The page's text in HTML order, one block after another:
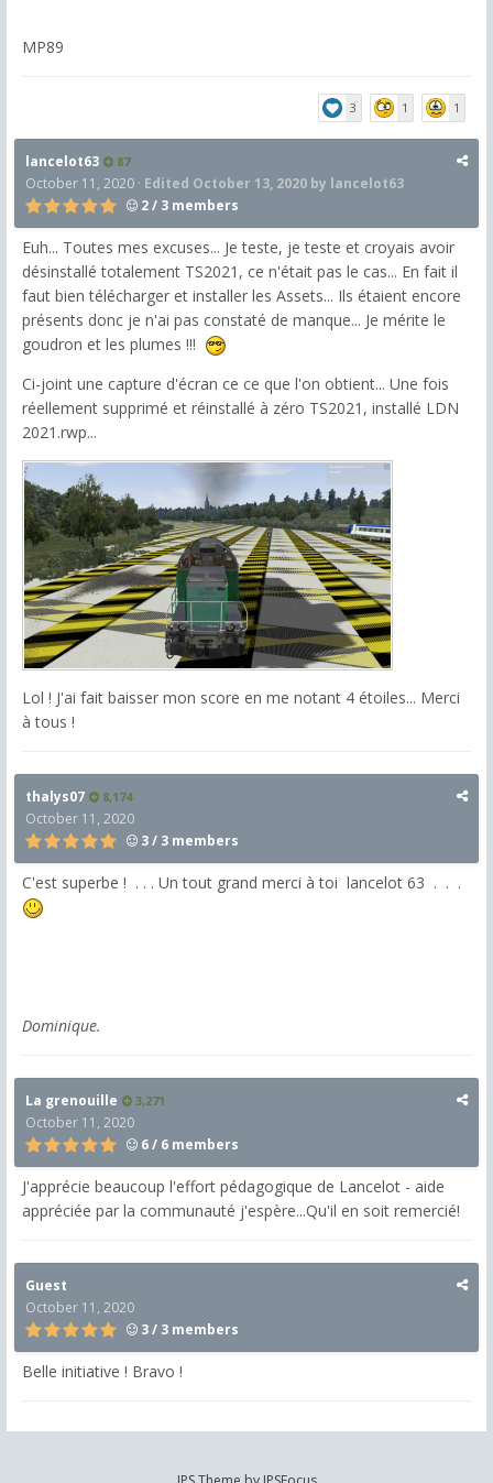
MP89
3 1 1
lancelot63 87
October 11, 2020 · Edited October 13, 2020 by lancelot63
2 / 3 members
Euh... Toutes mes excuses... Je teste, je teste et croyais avoir
désinstallé totalement TS2021, ce n'était pas le cas... En fait il
faut bien télécharger et installer les Assets... Ils étaient encore
présents donc je n'ai pas constaté de manque... Je mérite le
goudron et les plumes !!!
Ci-joint une capture d'écran ce ce que l'on obtient... Une fois
réellement supprimé et réinstallé à zéro TS2021, installé LDN
2021.rwp...
Lol ! J'ai fait baisser mon score en me notant 4 étoiles... Merci
à tous !
thalys07 8,174
October 11, 2020
3 / 3 members
C'est superbe ! . . . Un tout grand merci à toi lancelot 63 . . .
Dominique.
La grenouille 3,271
October 11, 2020
6 / 6 members
J'apprécie beaucoup l'effort pédagogique de Lancelot - aide
appréciée par la communauté j'espère...Qu'il en soit remercié!
Guest
October 11, 2020
3 / 3 members
Belle initiative ! Bravo !